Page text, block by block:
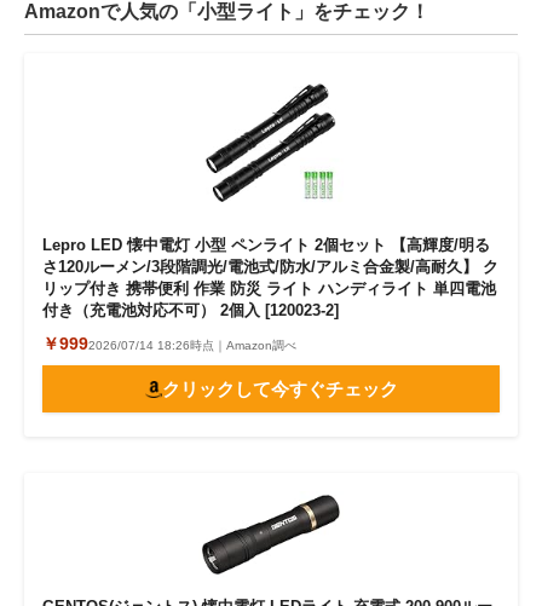
Amazonで人気の「小型ライト」をチェック！
Lepro LED 懐中電灯 小型 ペンライト 2個セット 【高輝度/明る
さ120ルーメン/3段階調光/電池式/防水/アルミ合金製/高耐久】 ク
リップ付き 携帯便利 作業 防災 ライト ハンディライト 単四電池
付き（充電池対応不可） 2個入 [120023-2]
￥9992026/07/14 18:26時点｜Amazon調べ
クリックして今すぐチェック